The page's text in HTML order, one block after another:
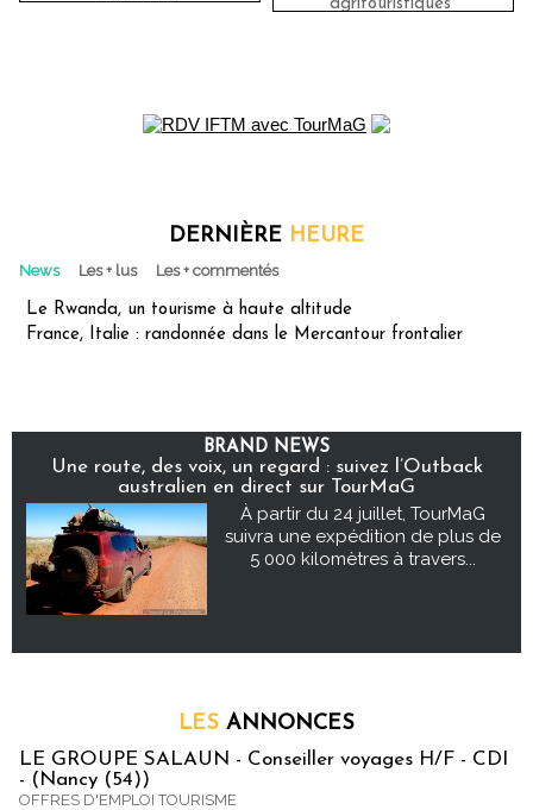
agritouristiques"
DERNIÈRE HEURE
News Les + lus Les + commentés
Le Rwanda, un tourisme à haute altitude
France, Italie : randonnée dans le Mercantour frontalier
BRAND NEWS
Une route, des voix, un regard : suivez l’Outback
australien en direct sur TourMaG
À partir du 24 juillet, TourMaG
suivra une expédition de plus de
5 000 kilomètres à travers...
LES ANNONCES
LE GROUPE SALAUN - Conseiller voyages H/F - CDI
- (Nancy (54))
OFFRES D'EMPLOI TOURISME